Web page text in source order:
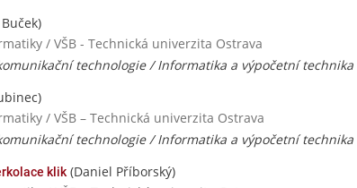
/ VŠB - Technická univerzita Ostrava
technologie / Informatika a výpočetní technika
/ VŠB – Technická univerzita Ostrava
technologie / Informatika a výpočetní technika
klik(Daniel Příborský)